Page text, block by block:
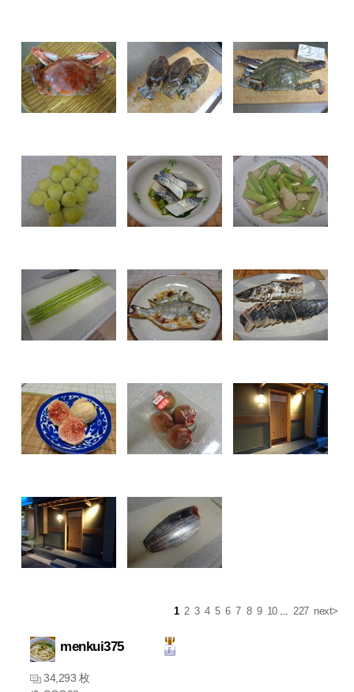
1 2 3 4 5 6 7 8 9 10... 227 next>
menkui375
34,293 枚